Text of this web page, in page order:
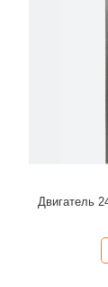
Двигатель